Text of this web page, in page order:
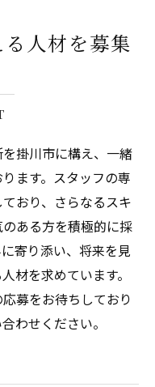
人材を募集
掛川市に構え、一緒
ます。スタッフの専
おり、さらなるスキ
ある方を積極的に採
寄り添い、将来を見
材を求めています。
募をお待ちしており
わせください。